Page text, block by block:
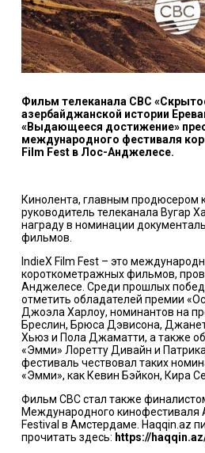
Фильм телеканала CBC
азербайджанской истории
«Выдающееся достижение»
международного фестиваля
Film Fest в Лос-Анджелесе.
Кинолента, главным продюсером
руководитель телеканала Вугар
награду в номинации
фильмов.
IndieX Film Fest – это
короткометражных фильмов,
Анджелесе. Среди прошлых
отметить обладателей премии
Джоэла Харлоу, номинантов на
Бреслин, Брюса Дэвисона,
Хьюз и Пола Джаматти, а также
«Эмми» Лоретту Дивайн и
фестиваль чествовал таких
«Эмми», как Кевин Бэйкон, Кира
Фильм CBC стал также
Международного кинофестиваля
Festival в Амстердаме. Haqqin.az
прочитать здесь: https://